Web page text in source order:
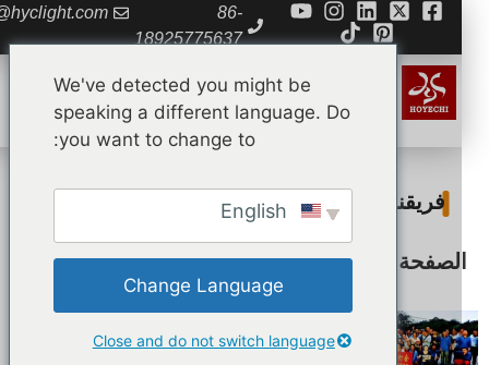
18925775637
فريقنا
الرئيسية»نبذة عنا»فريقنا
We've detected you might be
speaking a different language. Do
you want to change to:
English
Change Language
Close and do not switch language